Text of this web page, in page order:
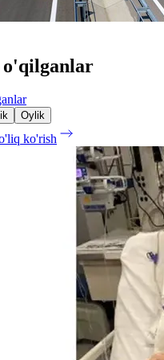
o'qilganlar
Oylik
ko'rish